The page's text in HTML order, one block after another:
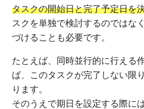
タスクの開始日と完了予定日を
スクを単独で検討するのではな
づけることも必要です。
たとえば、同時並行的に行える
ば、このタスクが完了しない限
ります。
そのうえで期日を設定する際に